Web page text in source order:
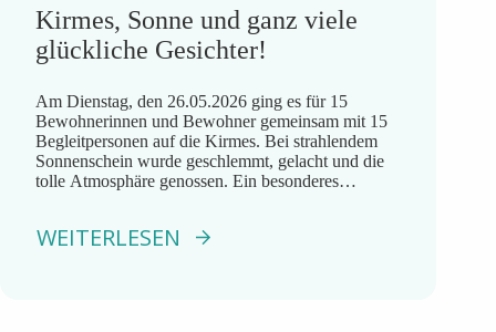
Kirmes, Sonne und ganz viele
glückliche Gesichter!
Am Dienstag, den 26.05.2026 ging es für 15
Bewohnerinnen und Bewohner gemeinsam mit 15
Begleitpersonen auf die Kirmes. Bei strahlendem
Sonnenschein wurde geschlemmt, gelacht und die
tolle Atmosphäre genossen. Ein besonderes
zum allerersten Mal in ihrem Leben in einem
WEITERLESEN